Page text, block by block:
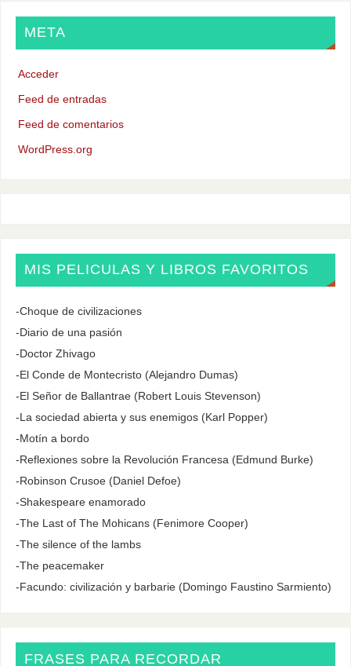
META
Acceder
Feed de entradas
Feed de comentarios
WordPress.org
MIS PELICULAS Y LIBROS FAVORITOS
-Choque de civilizaciones
-Diario de una pasión
-Doctor Zhivago
-El Conde de Montecristo (Alejandro Dumas)
-El Señor de Ballantrae (Robert Louis Stevenson)
-La sociedad abierta y sus enemigos (Karl Popper)
-Motín a bordo
-Reflexiones sobre la Revolución Francesa (Edmund Burke)
-Robinson Crusoe (Daniel Defoe)
-Shakespeare enamorado
-The Last of The Mohicans (Fenimore Cooper)
-The silence of the lambs
-The peacemaker
-Facundo: civilización y barbarie (Domingo Faustino Sarmiento)
FRASES PARA RECORDAR